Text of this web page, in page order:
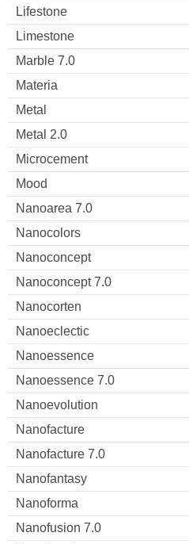
Lifestone
Limestone
Marble 7.0
Materia
Metal
Metal 2.0
Microcement
Mood
Nanoarea 7.0
Nanocolors
Nanoconcept
Nanoconcept 7.0
Nanocorten
Nanoeclectic
Nanoessence
Nanoessence 7.0
Nanoevolution
Nanofacture
Nanofacture 7.0
Nanofantasy
Nanoforma
Nanofusion 7.0